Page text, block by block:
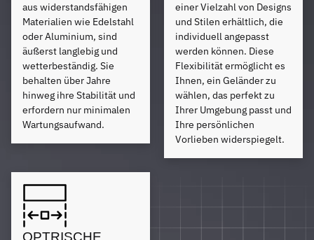
aus widerstandsfähigen
Materialien wie Edelstahl
oder Aluminium, sind
äußerst langlebig und
wetterbeständig. Sie
behalten über Jahre
hinweg ihre Stabilität und
erfordern nur minimalen
Wartungsaufwand.
einer Vielzahl von Designs
und Stilen erhältlich, die
individuell angepasst
werden können. Diese
Flexibilität ermöglicht es
Ihnen, ein Geländer zu
wählen, das perfekt zu
Ihrer Umgebung passt und
Ihre persönlichen
Vorlieben widerspiegelt.
OPTRISCHE